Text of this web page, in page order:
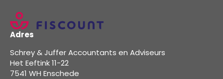
Adres
Schrey & Juffer Accountants en Adviseurs
Het Eeftink 11-22
7541 WH Enschede